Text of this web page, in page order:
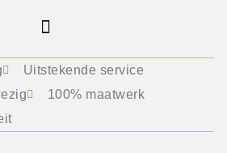
Uitstekende service
100% maatwerk